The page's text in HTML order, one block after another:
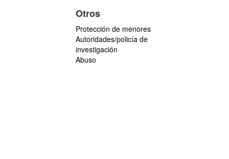
Otros
Protección de menores
Autoridades/policía de
investigación
Abuso